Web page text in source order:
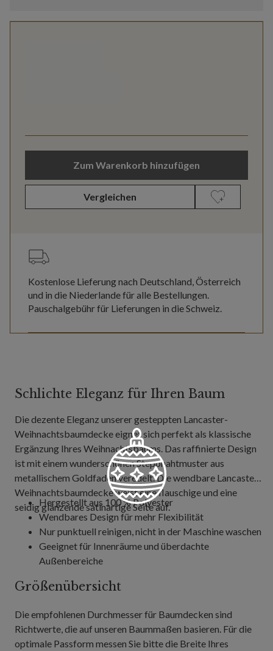
Zum Warenkorb hinzufügen
Vergleichen
Kostenlose Lieferung nach Deutschland, Österreich
und in die Niederlande für alle Bestellungen.
Pauschalgebühr für Lieferungen in die Schweiz.
Schlichte Eleganz für Ihren Baum
Die dezente Eleganz unserer gesteppten Lancaster-
Weihnachtsbaumdecke eignet sich perfekt als klassische
Ergänzung Ihres Weihnachtsbaums. Das raffinierte Design
ist mit einem wunderschönen Steppnahtmuster aus
metallischem Goldfaden veredelt. Die wendbare Lancaster
Weihnachtsbaumdecke weist eine flauschige und eine
seidig glänzende satinartige Seite auf.
Hergestellt aus 100 % Polyester
Wendbares Design für mehr Flexibilität
Nur punktuell reinigen, nicht in der Maschine waschen
Geeignet für Innenräume und überdachte
Außenbereiche
Größenübersicht
Die empfohlenen Durchmesser für Baumdecken sind
Richtwerte, die auf unseren Baummaßen basieren. Für die
optimale Passform messen Sie bitte die Breite Ihres